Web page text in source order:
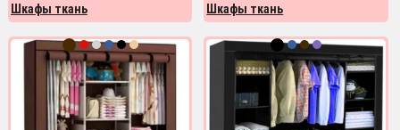
Шкафы ткань Шкафы ткань